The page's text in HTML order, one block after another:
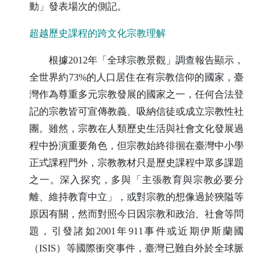
動」發表場次的側記。
超越歷史課程的跨文化宗教理解
根據2012年「全球宗教景觀」調查報告顯示，
全世界約73%的人口居住在有宗教信仰的國家，臺
灣作為尊重多元宗教發展的國家之一，任何合法登
記的宗教皆可宣傳教義、吸納信徒或成立宗教性社
團。雖然，宗教在人類歷史生活與社會文化發展過
程中扮演重要角色，但宗教始終徘徊在臺灣中小學
正式課程門外，宗教教材只是歷史課程中眾多課題
之一。深入探究，多與「主張教育與宗教必要分
離、維持教育中立」，或對宗教的想像過於狹隘等
原因有關，然而對照今日因宗教和政治、社會等問
題，引發諸如 2001 年911 事件或近期伊斯蘭國
（ISIS）等國際衝突事件，臺灣已難自外於全球脈